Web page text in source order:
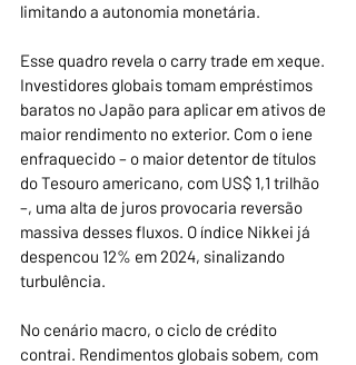
limitando a autonomia monetária.
Esse quadro revela o carry trade em xeque.
Investidores globais tomam empréstimos
baratos no Japão para aplicar em ativos de
maior rendimento no exterior. Com o iene
enfraquecido – o maior detentor de títulos
do Tesouro americano, com US$ 1,1 trilhão
–, uma alta de juros provocaria reversão
massiva desses fluxos. O índice Nikkei já
despencou 12% em 2024, sinalizando
turbulência.
No cenário macro, o ciclo de crédito
contrai. Rendimentos globais sobem, com